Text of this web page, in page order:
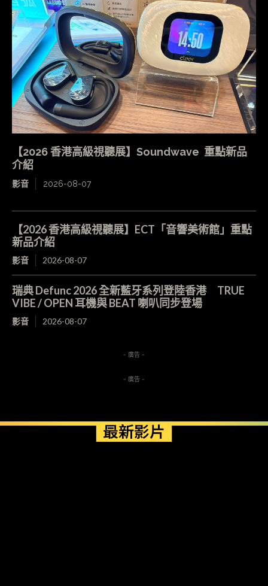
【2026 香港高級視聽展】Soundwave 重點新品
介紹
影音 2026-08-07
【2026 香港高級視聽展】ECT「音響美術館」重點
新品介紹
影音 2026-08-07
瑞典 Defunc 2026 全新藍牙系列登陸香港 TRUE
VIBE / OPEN 耳機與 BEAT 喇叭同步登場
影音 2026-08-07
- 廣告 -
- 廣告 -
最新影片